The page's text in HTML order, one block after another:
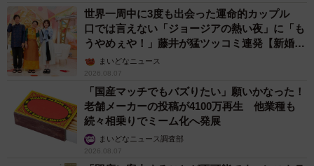
世界一周中に3度も出会った運命的カップル
口では言えない「ジョージアの熱い夜」に「も
うやめぇや！」藤井が猛ツッコミ連発【新婚さ
ん】まいどなニュース
2026.08.07
「国産マッチでもバズりたい」願いかなった！
老舗メーカーの投稿が4100万再生 他業種も
続々相乗りでミーム化へ発展
まいどなニュース調査部
2026.08.07